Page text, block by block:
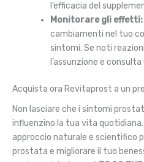
l’efficacia del
Monitorare gli effetti:
cambiamenti nel tuo
sintomi. Se noti
l’assunzione e
Acquista ora Revitaprost a un
Non lasciare che i sintomi
influenzino la tua vita quotidiana.
approccio naturale e scientifico
prostata e migliorare il tuo